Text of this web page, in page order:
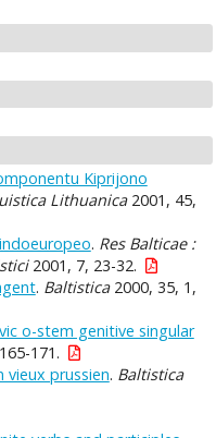
Kiprijono
Lithuanica2001, 45,
. Res Balticae :
2001, 7, 23-32.
. Baltistica2000, 35, 1,
o-stem genitive singular
171.
vieux prussien. Baltistica